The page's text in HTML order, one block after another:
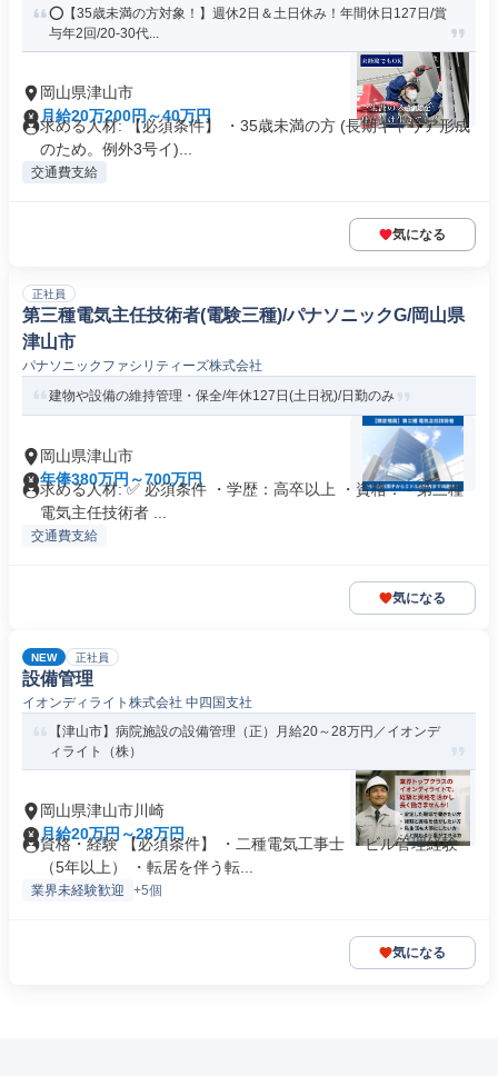
⭕️【35歳未満の方対象！】週休2日＆土日休み！年間休日127日/賞
与年2回/20-30代...
岡山県津山市
月給20万200円～40万円
求める人材: 【必須条件】 ・35歳未満の方 (長期キャリア形成
のため。例外3号イ)...
交通費支給
気になる
正社員
第三種電気主任技術者(電験三種)/パナソニックG/岡山県
津山市
パナソニックファシリティーズ株式会社
建物や設備の維持管理・保全/年休127日(土日祝)/日勤のみ
岡山県津山市
年俸380万円～700万円
求める人材: ✅ 必須条件 ・学歴：高卒以上 ・資格： - 第三種
電気主任技術者 ...
交通費支給
気になる
NEW 正社員
設備管理
イオンディライト株式会社 中四国支社
【津山市】病院施設の設備管理（正）月給20～28万円／イオンデ
ィライト（株）
岡山県津山市川崎
月給20万円～28万円
資格・経験 【必須条件】 ・二種電気工事士 ・ビル管理経験
（5年以上） ・転居を伴う転...
業界未経験歓迎 +5個
気になる